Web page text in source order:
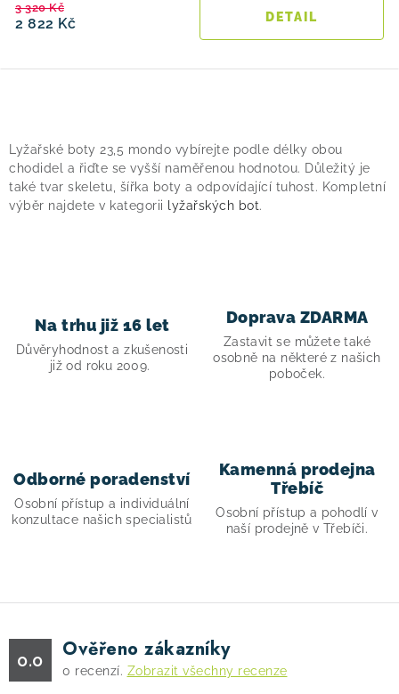
2 822 Kč
3 320 Kč
v
l
á
d
v
p
s
Lyžařské boty 23,5 mondo vybírejte podle délky obou
chodidel a řiďte se vyšší naměřenou hodnotou. Důležitý je
také tvar skeletu, šířka boty a odpovídající tuhost. Kompletní
výběr najdete v kategorii
lyžařských bot.
Na trhu již 16 let
Důvěryhodnost a zkušenosti
již od roku 2009.
Doprava ZDARMA
Zastavit se můžete také
osobně na některé z našich
poboček.
Odborné poradenství
Osobní přístup a individuální
konzultace našich specialistů
Kamenná prodejna
Třebíč
Osobní přístup a pohodlí v
naší prodejně v Třebíči.
0.0 Ověřeno zákazníky
0 recenzí. Zobrazit všechny recenze